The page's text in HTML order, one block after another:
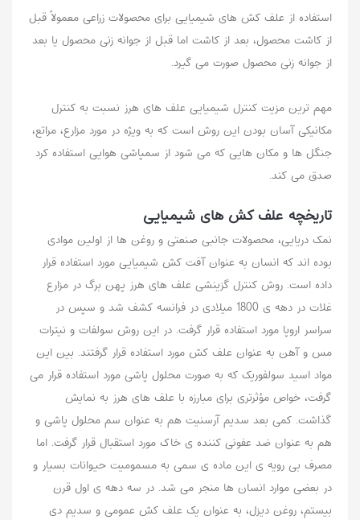
استفاده از علف کش های شیمیایی برای محصولات زراعی معمولاً قبل
از کاشت محصول، بعد از کاشت اما قبل از جوانه زنی محصول یا بعد
از جوانه زنی محصول صورت می گیرد.
مهم ترین مزیت کنترل شیمیایی علف های هرز نسبت به کنترل
مکانیکی آسان بودن این روش است که به ویژه در مورد مزارع، مراتع،
جنگل ها و مکان هایی که می شود از سمپاشی هوایی استفاده کرد
صدق می کند.
تاریخچه علف کش های شیمیایی
نمک دریایی، محصولات جانبی صنعتی و روغن ها از اولین موادی
بوده اند که انسان به عنوان آفت کش شیمیایی مورد استفاده قرار
داده است. روش کنترل گزینشی علف های هرز پهن برگ در مزارع
غلات در دهه ی 1800 میلادی در فرانسه کشف شد و سپس در
سراسر اروپا مورد استفاده قرار گرفت. در این روش سولفات و نیترات
مس و آهن به عنوان علف کش مورد استفاده قرار گرفتند. بین این
مواد اسید سولفوریک که به صورت محلول پاشی مورد استفاده قرار می
گرفت، خواص مؤثرتری برای مبارزه با علف های هرز به نمایش
گذاشت. کمی بعد سدیم آرسنیت هم به عنوان سم محلول پاشی و
هم به عنوان ضد عفونی کننده ی خاک مورد استقبال قرار گرفت. اما
مصرف بی رویه ی این ماده ی سمی به مسمومیت حیوانات بسیار و
در بعضی موارد انسان ها منجر می شد. در سه دهه ی اول قرن
بیستم، روغن دیزل، به عنوان یک علف کش عمومی و سدیم دی